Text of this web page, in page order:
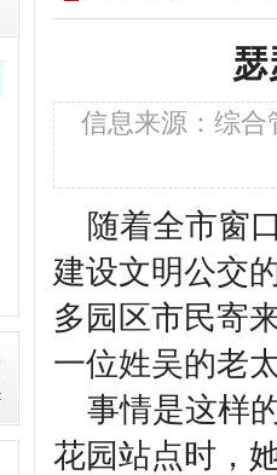
信息来源：综
随着全市窗
建设文明公交
多园区市民寄
一位姓吴的老
事情是这样
花园站点时，